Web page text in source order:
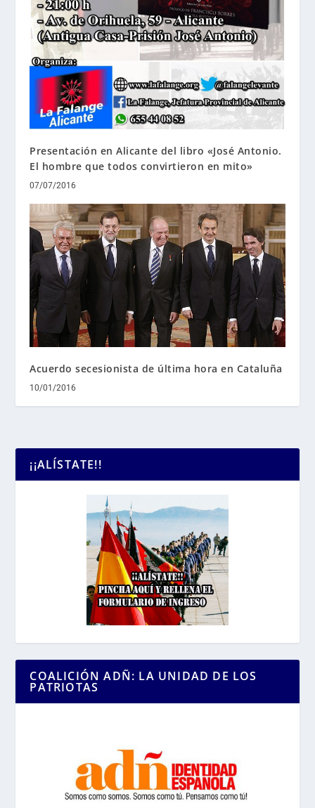
Presentación en Alicante del libro «José Antonio.
El hombre que todos convirtieron en mito»
07/07/2016
Acuerdo secesionista de última hora en Cataluña
10/01/2016
¡¡ALÍSTATE!!
COALICIÓN ADÑ: LA UNIDAD DE LOS
PATRIOTAS